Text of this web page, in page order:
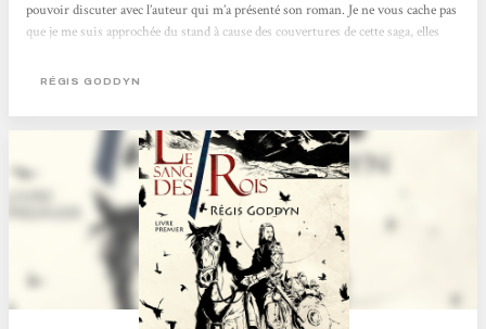
pouvoir discuter avec l’auteur qui m’a présenté son roman. Je ne vous cache pas
que je me suis approchée du stand à cause des couvertures de cette saga, elles
raconter son histoire, j’ai eu envie de découvrir ce roman. L’auteur m’a présenté
RÉGIS GODDYN